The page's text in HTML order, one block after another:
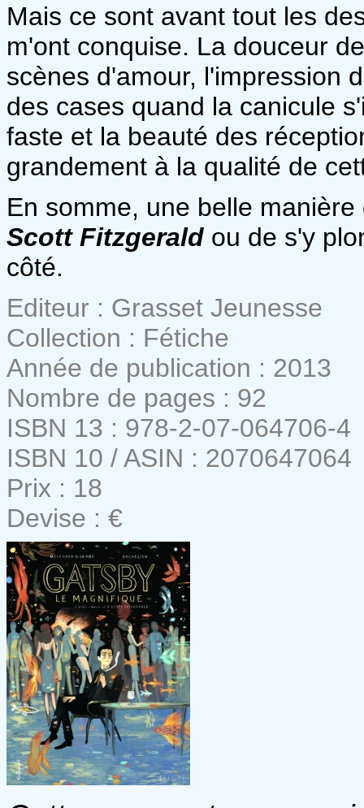
Mais ce sont avant tout les
m'ont conquise. La douceur
scènes d'amour, l'impression
des cases quand la canicule
faste et la beauté des
grandement à la qualité de
En somme, une belle
Scott Fitzgerald ou de s'y
côté.
Editeur : Grasset Jeunesse
Collection : Fétiche
Année de publication : 2013
Nombre de pages : 92
ISBN 13 : 978-2-07-064706-4
ISBN 10 / ASIN : 2070647064
Prix : 18
Devise : €